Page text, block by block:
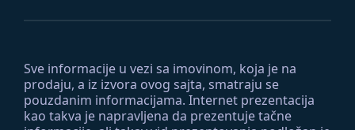
Sve informacije u vezi sa imovinom, koja je na
prodaju, a iz izvora ovog sajta, smatraju se
pouzdanim informacijama. Internet prezentacija
kao takva je napravljena da prezentuje tačne